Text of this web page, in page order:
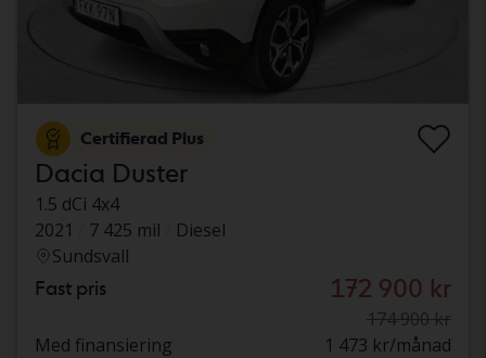
Certifierad Plus
Dacia Duster
1.5 dCi 4x4
2021
7 425 mil
Diesel
Sundsvall
Fast pris 172 900 kr
174 900 kr
Med finansiering
1 473 kr/månad